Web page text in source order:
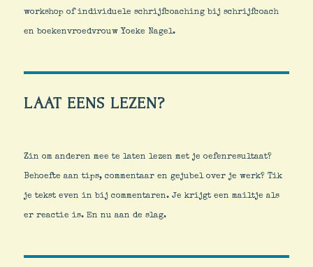
workshop of individuele schrijfcoaching bij schrijfcoach
en boekenvroedvrouw Yoeke Nagel.
LAAT EENS LEZEN?
Zin om anderen mee te laten lezen met je oefenresultaat?
Behoefte aan tips, commentaar en gejubel over je werk? Tik
je tekst even in bij commentaren. Je krijgt een mailtje als
er reactie is. En nu aan de slag.